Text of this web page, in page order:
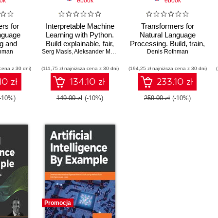
for
and
GPT-
E 3 -
z 30 dni)
zł
10%)
Interpretable Machine
Learning with Python.
Build explainable, fair,
and robust high-
with hands-on, real-
world examples -
Second Edition
Serg Masís,Aleksander Molak Denis Rothman
(111,75 zł najniższa cena z 30 dni)
134.10 zł
149.00 zł (-10%)
Transformers for
Natural Language
Processing. Build, train,
and fine-tune deep
architectures for NLP
with Python, Hugging
Face, and OpenAI's
GPT-3, ChatGPT, and
Denis Rothman
(194,25 zł najniższa cena z 30 dni)
233.10 zł
259.00 zł (-10%)
Promocja